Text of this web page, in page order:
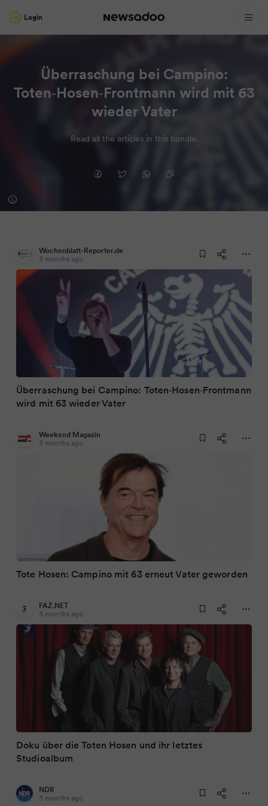
Login
Überraschung bei Campino:
Toten‑Hosen‑Frontmann wird mit 63
wieder Vater
Read all the articles in this bundle.
Wochenblatt-Reporter.de
3 months ago
Überraschung bei Campino: Toten‑Hosen‑Frontmann
wird mit 63 wieder Vater
Weekend Magazin
3 months ago
Tote Hosen: Campino mit 63 erneut Vater geworden
FAZ.NET
3 months ago
Doku über die Toten Hosen und ihr letztes
Studioalbum
NDR
3 months ago